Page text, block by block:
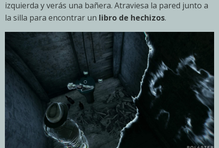
izquierda y verás una bañera. Atraviesa la pared junto a
la silla para encontrar un libro de hechizos.